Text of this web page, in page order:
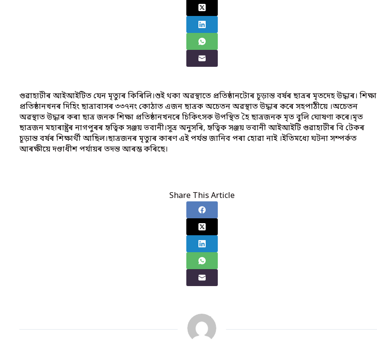
গুৱাহাটীৰ আইআইটিত যেন মৃত্যুৰ কিৰিলি।শুই থকা অৱস্থাতে প্ৰতিষ্ঠানটোৰ চূড়ান্ত বৰ্ষৰ ছাত্ৰৰ মৃতদেহ উদ্ধাৰ। শিক্ষা
প্ৰতিষ্ঠানখনৰ দিহিং ছাত্ৰাবাসৰ ৩৩৭নং কোঠাত এজন ছাত্ৰক অচেতন অৱস্থাত উদ্ধাৰ কৰে সহপাঠীয়ে ।অচেতন
অৱস্থাত উদ্ধাৰ কৰা ছাত্ৰ জনক শিক্ষা প্ৰতিষ্ঠানখনৰে চিকিৎসক উপস্থিত হৈ ছাত্ৰজনক মৃত বুলি ঘোষণা কৰে।মৃত
ছাত্ৰজন মহাৰাষ্ট্ৰৰ নাগপুৰৰ হৃত্বিক সঞ্জয় ভবানী।সূত্ৰ অনুসৰি, হৃত্বিক সঞ্জয় ভবানী আইআইটি গুৱাহাটীৰ বি টেকৰ
চূড়ান্ত বৰ্ষৰ শিক্ষাৰ্থী আছিল।ছাত্ৰজনৰ মৃত্যুৰ কাৰণ এই পৰ্যন্ত জানিব পৰা হোৱা নাই ।ইতিমধ্যে ঘটনা সম্পৰ্কত
আৰক্ষীয়ে দণ্ডাধীশ পৰ্যায়ৰ তদন্ত আৰম্ভ কৰিছে।
Share This Article